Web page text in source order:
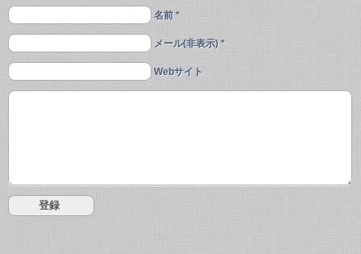
名前 *
メール(非表示) *
Webサイト